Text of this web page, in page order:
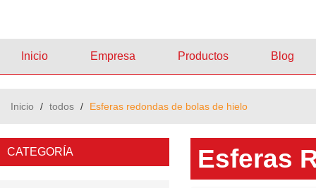
Inicio Empresa Productos Blog
Inicio / todos / Esferas redondas de bolas de hielo
CATEGORÍA Esferas